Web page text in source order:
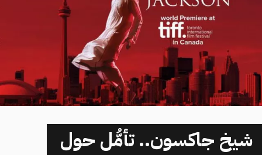
شيخ جاكسون.. تأمُّل حول